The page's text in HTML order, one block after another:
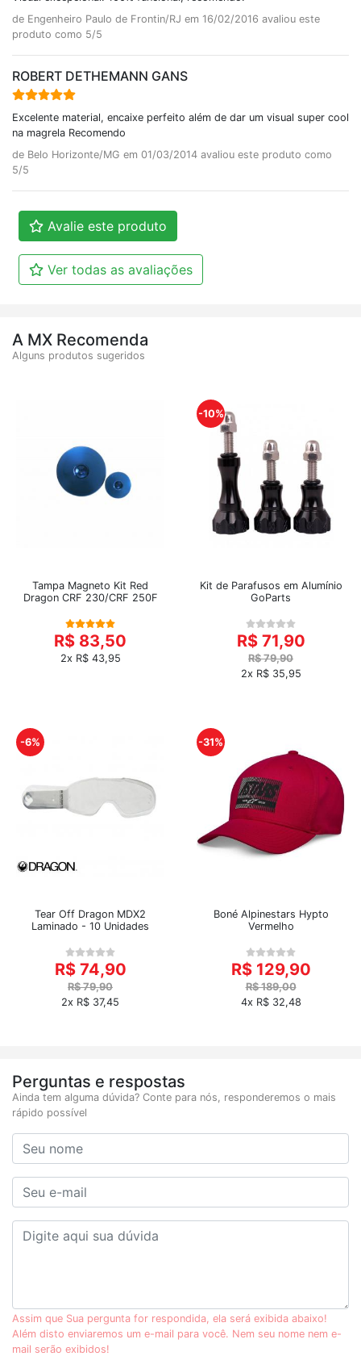
de Engenheiro Paulo de Frontin/RJ em 16/02/2016 avaliou este
produto como 5/5
ROBERT DETHEMANN GANS
Excelente material, encaixe perfeito além de dar um visual super cool
na magrela Recomendo
de Belo Horizonte/MG em 01/03/2014 avaliou este produto como
5/5
Avalie este produto
Ver todas as avaliações
A MX Recomenda
Alguns produtos sugeridos
Tampa Magneto Kit Red
Dragon CRF 230/CRF 250F
R$ 83,50
2x R$ 43,95
-10%
Kit de Parafusos em Alumínio
GoParts
R$ 71,90
R$ 79,90
2x R$ 35,95
-6%
Tear Off Dragon MDX2
Laminado - 10 Unidades
R$ 74,90
R$ 79,90
2x R$ 37,45
-31%
Boné Alpinestars Hypto
Vermelho
R$ 129,90
R$ 189,00
4x R$ 32,48
Perguntas e respostas
Ainda tem alguma dúvida? Conte para nós, responderemos o mais
rápido possível
Assim que Sua pergunta for respondida, ela será exibida abaixo!
Além disto enviaremos um e-mail para você. Nem seu nome nem e-
mail serão exibidos!